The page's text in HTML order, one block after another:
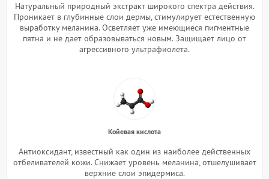
Натуральный природный экстракт широкого спектра действия.
Проникает в глубинные слои дермы, стимулирует естественную
выработку меланина. Осветляет уже имеющиеся пигментные
пятна и не дает образовываться новым. Защищает лицо от
агрессивного ультрафиолета.
Койевая кислота
Антиоксидант, известный как один из наиболее действенных
отбеливателей кожи. Снижает уровень меланина, отшелушивает
верхние слои эпидермиса.